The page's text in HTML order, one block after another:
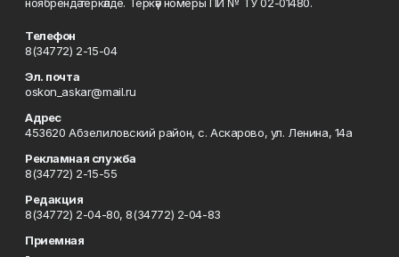
Телефон
8(34772) 2-15-04
Эл. почта
oskon_askar@mail.ru
Адрес
453620 Абзелиловский район, с. Аскарово, ул. Ленина, 14а
Рекламная служба
8(34772) 2-15-55
Редакция
8(34772) 2-04-80, 8(34772) 2-04-83
Приемная